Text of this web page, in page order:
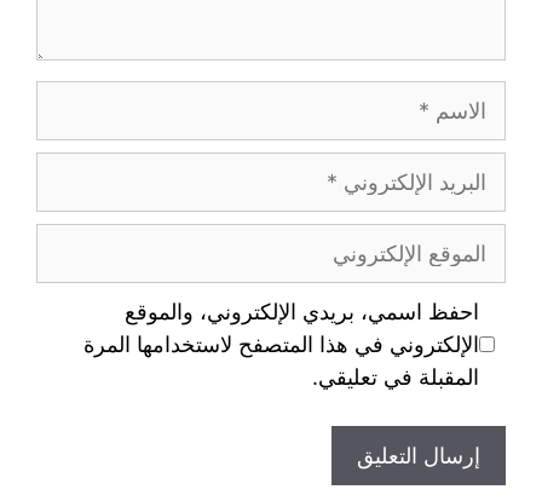
احفظ اسمي، بريدي الإلكتروني، والموقع
الإلكتروني في هذا المتصفح لاستخدامها المرة
المقبلة في تعليقي.